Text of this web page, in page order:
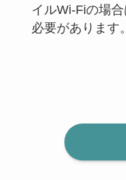
イルWi-Fiの場
必要があります。